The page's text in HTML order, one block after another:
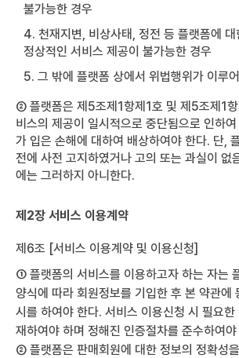
불가능한 경우
4. 천재지변, 비상사태, 정전 등 플랫폼에
정상적인 서비스 제공이 불가능한 경우
5. 그 밖에 플랫폼 상에서 위법행위가 이루
② 플랫폼은 제5조제1항제1호 및 제5조제1
비스의 제공이 일시적으로 중단됨으로 인하
가 입은 손해에 대하여 배상하여야 한다. 단,
전에 사전 고지하였거나 고의 또는 과실이 없
에는 그러하지 아니한다.
제2장 서비스 이용계약
제6조 [서비스 이용계약 및 이용신청]
① 플랫폼의 서비스를 이용하고자 하는 자는
양식에 따라 회원정보를 기입한 후 본 약관에
시를 하여야 한다. 서비스 이용신청 시 필요한
재하여야 하며 정해진 인증절차를 준수하여야
② 플랫폼은 판매회원에 대한 정보의 정확성